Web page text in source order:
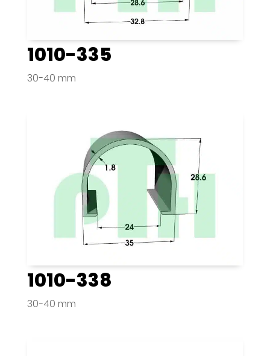
1010-335
30-40 mm
1010-338
30-40 mm